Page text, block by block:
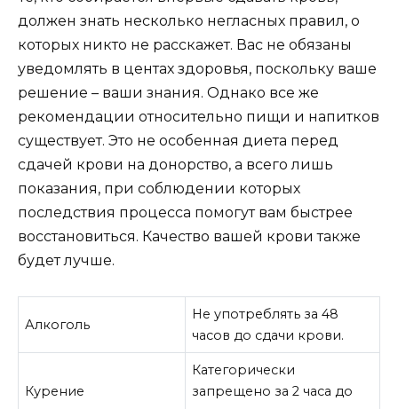
должен знать несколько негласных правил, о
которых никто не расскажет. Вас не обязаны
уведомлять в центах здоровья, поскольку ваше
решение – ваши знания. Однако все же
рекомендации относительно пищи и напитков
существует. Это не особенная диета перед
сдачей крови на донорство, а всего лишь
показания, при соблюдении которых
последствия процесса помогут вам быстрее
восстановиться. Качество вашей крови также
будет лучше.
Алкоголь
Не употреблять за 48
часов до сдачи крови.
Курение
Категорически
запрещено за 2 часа до